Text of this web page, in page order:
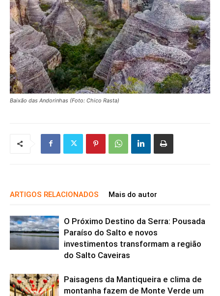
Baixão das Andorinhas (Foto: Chico Rasta)
ARTIGOS RELACIONADOS Mais do autor
O Próximo Destino da Serra: Pousada
Paraíso do Salto e novos
investimentos transformam a região
do Salto Caveiras
Paisagens da Mantiqueira e clima de
montanha fazem de Monte Verde um